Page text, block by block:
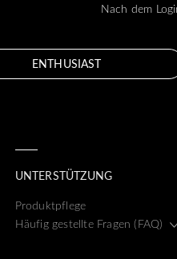
Nach dem
ENTHUSIAST
UNTERSTÜTZUNG
Produktpflege
Häufig gestellte Fragen (FAQ)